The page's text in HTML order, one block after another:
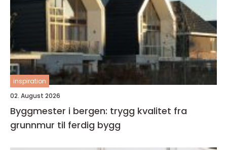
inspiration
02. August 2026
Byggmester i bergen: trygg kvalitet fra
grunnmur til ferdig bygg